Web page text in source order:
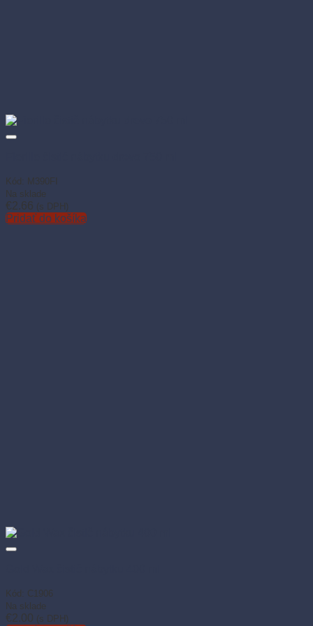
Kód: M390FI
Na sklade
€2.66 (s DPH)
Pridať do košíka
Kód: C1906
Na sklade
€2.00 (s DPH)